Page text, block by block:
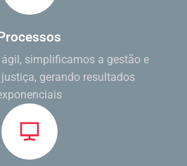
simplificamos a gestão e
gerando resultados